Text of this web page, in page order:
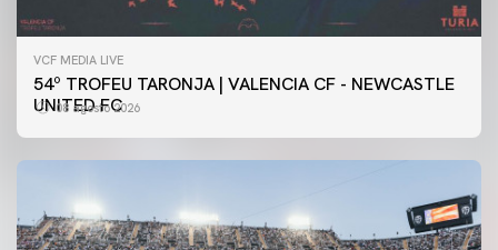
VCF MEDIA LIVE
54º TROFEU TARONJA | VALENCIA CF - NEWCASTLE
UNITED FC
08 agosto 2026